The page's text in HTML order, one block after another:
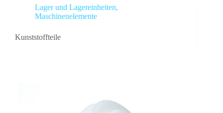
Lager und Lagereinheiten,
Maschinenelemente
Kunststoffteile